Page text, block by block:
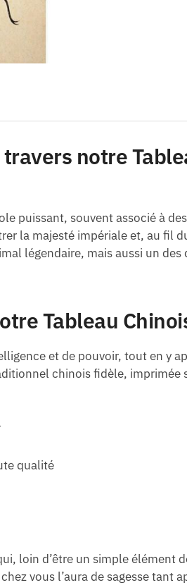
notre
puissant, souvent associé à
la majesté impériale et, au fil
légendaire, mais aussi un
Tableau
et de pouvoir, tout en y
chinois fidèle, imprimée
qualité
loin d’être un simple élément
vous l’aura de sagesse tant